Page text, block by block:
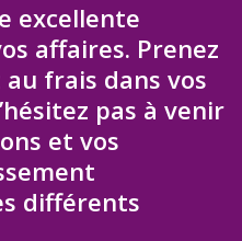
excellente
affaires. Prenez
frais dans vos
pas à venir
et vos
différents